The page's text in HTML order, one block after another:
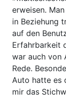
erweisen.
in Beziehung
auf den
Erfahrbarkeit
war auch von
Rede.
Auto hatte es
mir das